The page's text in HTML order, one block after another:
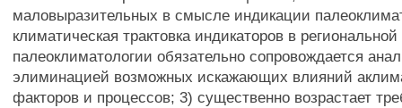
маловыразительных в смысле индикации
климатическая трактовка индикаторов в региональной
палеоклиматологии обязательно сопровождается
элиминацией возможных искажающих влияний
факторов и процессов; 3) существенно возрастает